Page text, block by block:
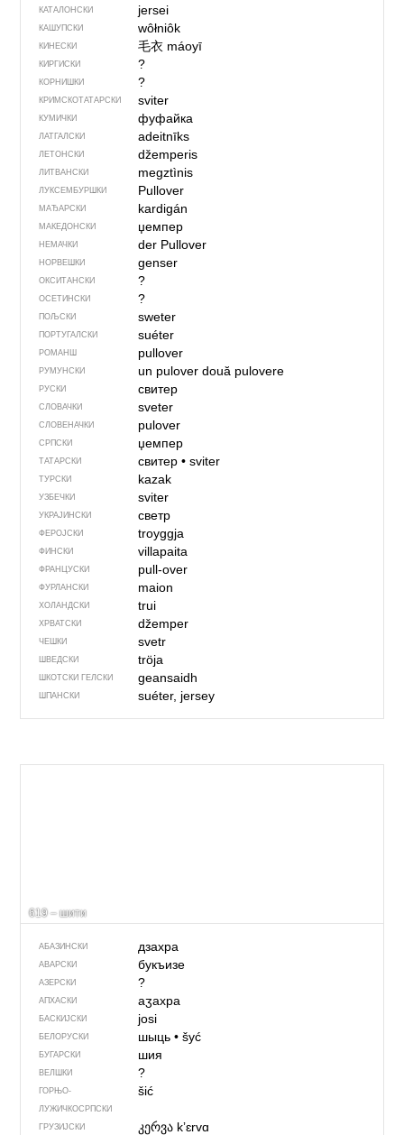
КАТАЛОНСКИ jersei
КАШУПСКИ wôłniôk
КИНЕСКИ 毛衣 máoyī
КИРГИСКИ ?
КОРНИШКИ ?
КРИМСКОТАТАРСКИ sviter
КУМИЧКИ фуфайка
ЛАТГАЛСКИ adeitnīks
ЛЕТОНСКИ džemperis
ЛИТВАНСКИ megztìnis
ЛУКСЕМБУРШКИ Pullover
МАЂАРСКИ kardigán
МАКЕДОНСКИ џемпер
НЕМАЧКИ der Pullover
НОРВЕШКИ genser
ОКСИТАНСКИ ?
ОСЕТИНСКИ ?
ПОЉСКИ sweter
ПОРТУГАЛСКИ suéter
РОМАНШ pullover
РУМУНСКИ un puloverdouă pulovere
РУСКИ свитер
СЛОВАЧКИ sveter
СЛОВЕНАЧКИ pulover
СРПСКИ џемпер
ТАТАРСКИ свитер• sviter
ТУРСКИ kazak
УЗБЕЧКИ sviter
УКРАЈИНСКИ светр
ФЕРОЈСКИ troyggja
ФИНСКИ villapaita
ФРАНЦУСКИ pull-over
ФУРЛАНСКИ maion
ХОЛАНДСКИ trui
ХРВАТСКИ džemper
ЧЕШКИ svetr
ШВЕДСКИ tröja
ШКОТСКИ ГЕЛСКИ geansaidh
ШПАНСКИ suéter, jersey
619 – шити
АБАЗИНСКИ дзахра
АВАРСКИ букъизе
АЗЕРСКИ ?
АПХАСКИ аӡахра
БАСКИЈСКИ josi
БЕЛОРУСКИ шыць• šyć
БУГАРСКИ шия
ВЕЛШКИ ?
ГОРЊО­
ЛУЖИЧКОСРПСКИ
šić
ГРУЗИЈСКИ კერვა kʼɛrvɑ